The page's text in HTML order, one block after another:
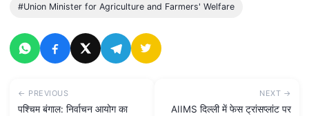
#Union Minister for Agriculture and Farmers' Welfare
← PREVIOUS
पश्चिम बंगाल: निर्वाचन आयोग का
NEXT →
AIIMS दिल्ली में फेस ट्रांसप्लांट पर